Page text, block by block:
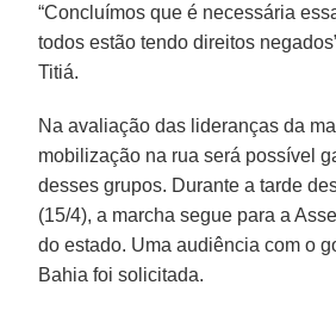
“Concluímos que é necessária
todos estão tendo direitos
Titiá.
Na avaliação das lideranças da
mobilização na rua será possível
desses grupos. Durante a tarde
(15/4), a marcha segue para a
do estado. Uma audiência com o
Bahia foi solicitada.